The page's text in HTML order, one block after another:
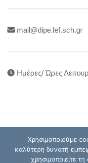
mail@dipe.lef.sch.gr
Ημέρες/ Ώρες
Χρησιμοποιούμε
καλύτερη δυνατή
χρησιμοποιείτε